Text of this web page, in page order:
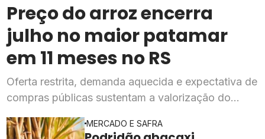
Preço do arroz encerra
julho no maior patamar
em 11 meses no RS
Oferta restrita, demanda aquecida e expectativa de
compras públicas sustentam a valorização do
MERCADO E SAFRA